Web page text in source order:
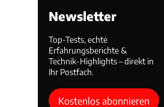
Newsletter
Top-Tests, echte
Erfahrungsberichte &
Technik-Highlights – direkt in
Ihr Postfach.
Kostenlos abonnieren